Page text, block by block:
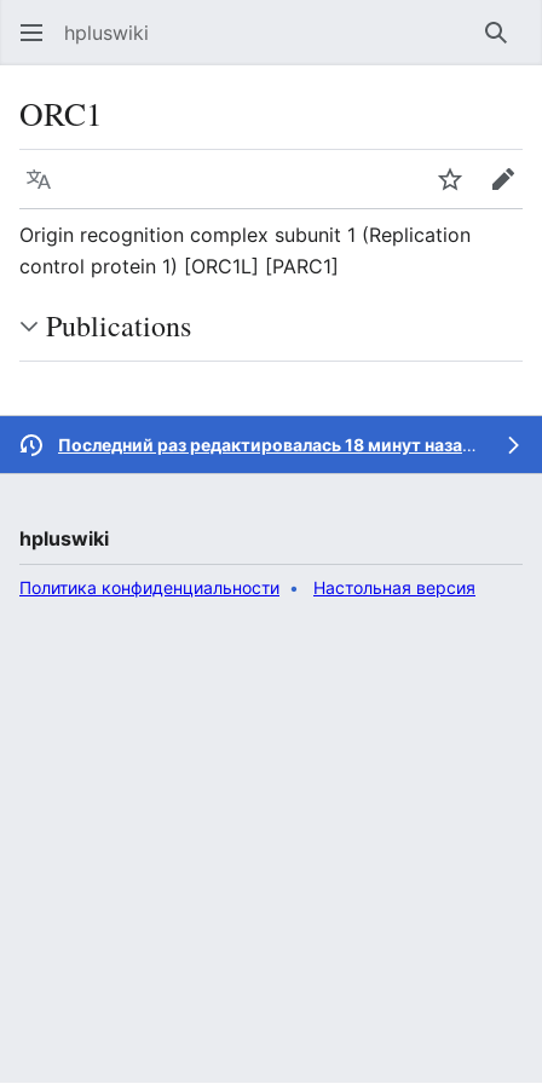
hpluswiki
ORC1
Язык Следить
Origin recognition complex subunit 1 (Replication
control protein 1) [ORC1L] [PARC1]
Publications
Последний раз редактировалась 18 минут назад
hpluswiki
Политика конфиденциальности Настольная версия